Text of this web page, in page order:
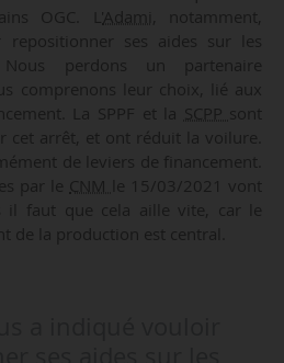
OGC. L'
Adami
, notamment,
ses aides sur les
Nous perdons un partenaire
comprenons leur choix, lié aux
La SPPF et la SCPP sont
cet arrêt, et ont réduit la voilure.
de leviers de financement.
par le CNM le 15/03/2021 vont
il faut que cela aille vite, car le
de la production est central.